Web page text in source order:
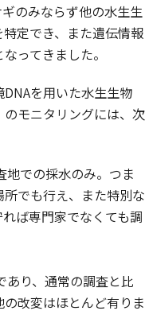
のみならず他の水生生
定でき、また遺伝情報
ってきました。
を用いた水生生物
のモニタリングには、次
地での採水のみ。つま
でも行え、また特別な
ば専門家でなくても調
あり、通常の調査と比
改変はほとんど有りま